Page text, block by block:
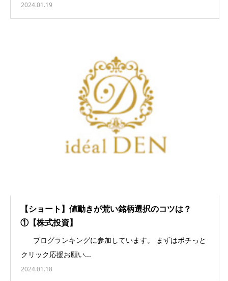
2024.01.19
【ショート】値動きが荒い銘柄選択のコツは？
①【株式投資】
ブログランキングに参加しています。 まずはポチっと
クリック応援お願い...
2024.01.18